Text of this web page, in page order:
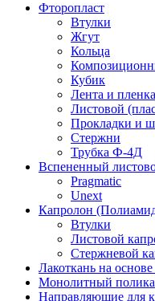
Фторопласт
Втулки
Жгут
Кольца
Кубик
Лента и пленка
Листовой
Прокладки и
Стержни
Трубка Ф-4Д
Вспененный
Pragmatic
Unext
Капролон
Втулки
Листовой
Стержневой
Лакоткань на
Монолитный
Направляющие для